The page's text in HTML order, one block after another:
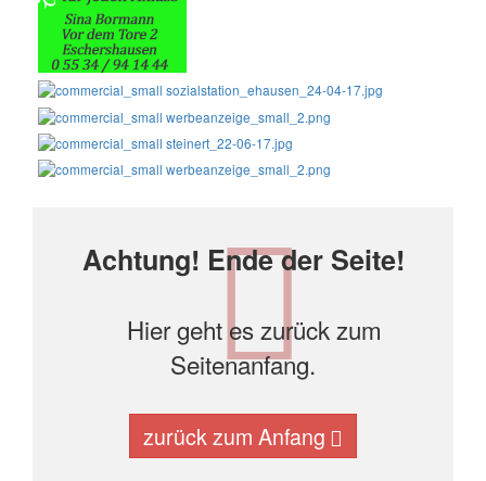
Achtung! Ende der Seite!
Hier geht es zurück zum
Seitenanfang.
zurück zum Anfang